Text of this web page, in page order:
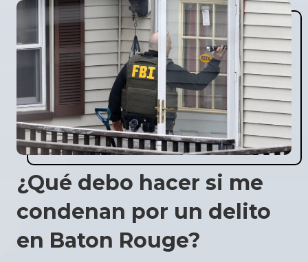
¿Qué debo hacer si me
condenan por un delito
en Baton Rouge?